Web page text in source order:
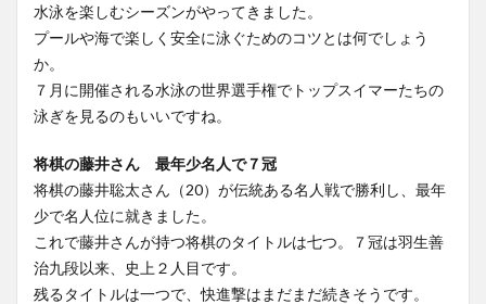
水泳を楽しむシーズンがやってきました。
プールや海で楽しく安全に泳ぐためのコツとは何でしょう
か。
７月に開催される水泳の世界選手権でトップスイマーたちの
泳ぎを見るのもいいですね。
将棋の藤井さん 最年少名人で７冠
将棋の藤井聡太さん（20）が伝統ある名人戦で勝利し、最年
少で名人位に就きました。
これで藤井さんが持つ将棋のタイトルは七つ。７冠は羽生善
治九段以来、史上２人目です。
残るタイトルは一つで、快進撃はまだまだ続きそうです。